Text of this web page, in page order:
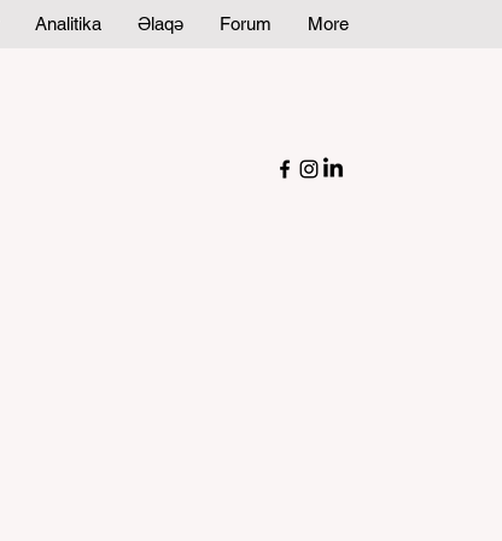
Analitika Əlaqə Forum
More